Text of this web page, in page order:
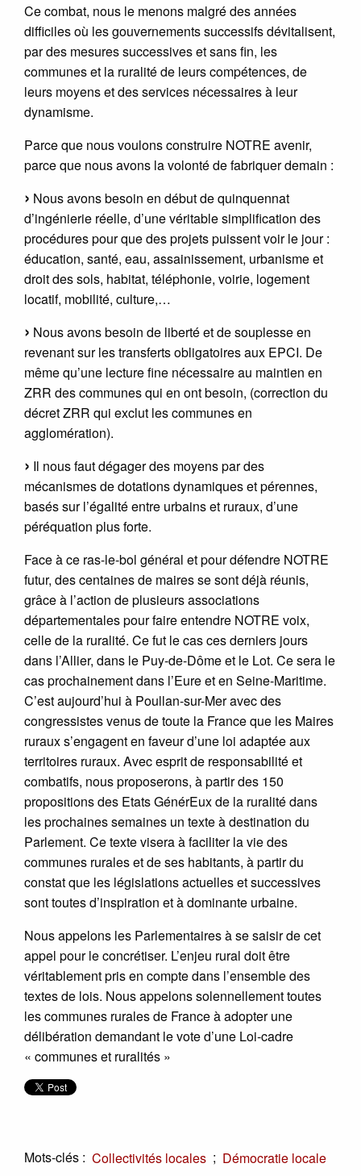
Ce combat, nous le menons malgré des années
difficiles où les gouvernements successifs dévitalisent,
par des mesures successives et sans fin, les
communes et la ruralité de leurs compétences, de
leurs moyens et des services nécessaires à leur
dynamisme.
Parce que nous voulons construire NOTRE avenir,
parce que nous avons la volonté de fabriquer demain :
Nous avons besoin en début de quinquennat
d’ingénierie réelle, d’une véritable simplification des
procédures pour que des projets puissent voir le jour :
éducation, santé, eau, assainissement, urbanisme et
droit des sols, habitat, téléphonie, voirie, logement
locatif, mobilité, culture,…
Nous avons besoin de liberté et de souplesse en
revenant sur les transferts obligatoires aux EPCI. De
même qu’une lecture fine nécessaire au maintien en
ZRR des communes qui en ont besoin, (correction du
décret ZRR qui exclut les communes en
agglomération).
Il nous faut dégager des moyens par des
mécanismes de dotations dynamiques et pérennes,
basés sur l’égalité entre urbains et ruraux, d’une
péréquation plus forte.
Face à ce ras-le-bol général et pour défendre NOTRE
futur, des centaines de maires se sont déjà réunis,
grâce à l’action de plusieurs associations
départementales pour faire entendre NOTRE voix,
celle de la ruralité. Ce fut le cas ces derniers jours
dans l’Allier, dans le Puy-de-Dôme et le Lot. Ce sera le
cas prochainement dans l’Eure et en Seine-Maritime.
C’est aujourd’hui à Poullan-sur-Mer avec des
congressistes venus de toute la France que les Maires
ruraux s’engagent en faveur d’une loi adaptée aux
territoires ruraux. Avec esprit de responsabilité et
combatifs, nous proposerons, à partir des 150
propositions des Etats GénérEux de la ruralité dans
les prochaines semaines un texte à destination du
Parlement. Ce texte visera à faciliter la vie des
communes rurales et de ses habitants, à partir du
constat que les législations actuelles et successives
sont toutes d’inspiration et à dominante urbaine.
Nous appelons les Parlementaires à se saisir de cet
appel pour le concrétiser. L’enjeu rural doit être
véritablement pris en compte dans l’ensemble des
textes de lois. Nous appelons solennellement toutes
les communes rurales de France à adopter une
délibération demandant le vote d’une Loi-cadre
« communes et ruralités »
Mots-clés : Collectivités locales ; Démocratie locale